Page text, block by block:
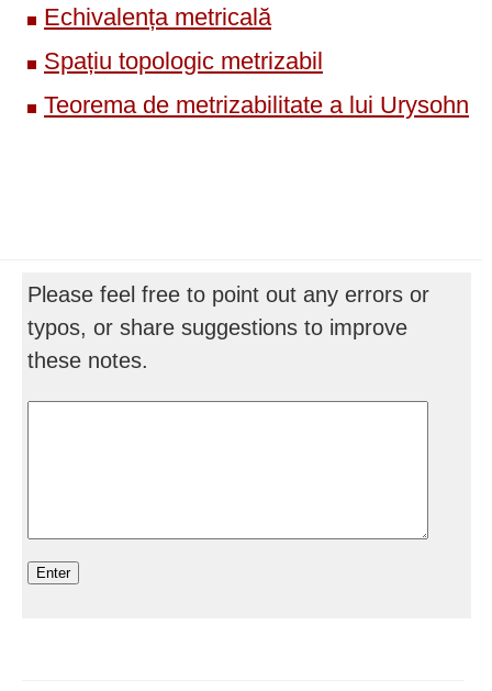
Echivalența metricală
Spațiu topologic metrizabil
Teorema de metrizabilitate a lui Urysohn
Please feel free to point out any errors or
typos, or share suggestions to improve
these notes.